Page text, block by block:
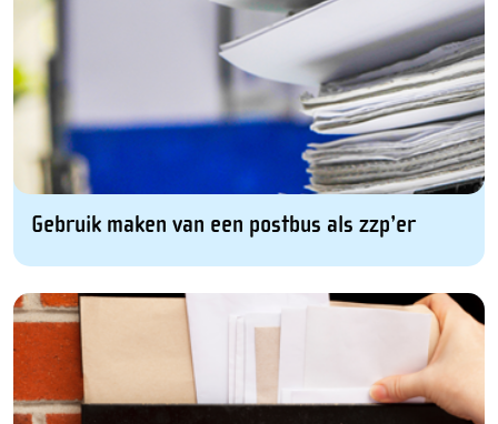
Gebruik maken van een postbus als zzp’er